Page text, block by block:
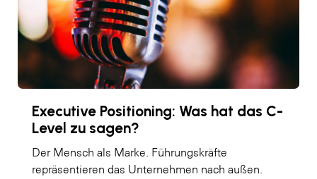
Executive Positioning: Was hat das C-
Level zu sagen?
Der Mensch als Marke. Führungskräfte
repräsentieren das Unternehmen nach außen.